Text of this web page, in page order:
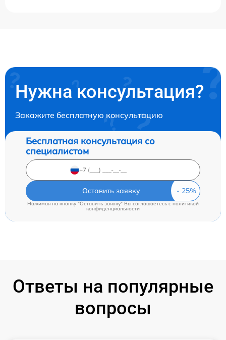
Нужна консультация?
Закажите бесплатную консультацию
Бесплатная консультация со
специалистом
Оставить заявку
Нажимая на кнопку "Оставить заявку" Вы соглашаетесь cполитикой
конфиденциальности
Ответы на популярные
вопросы